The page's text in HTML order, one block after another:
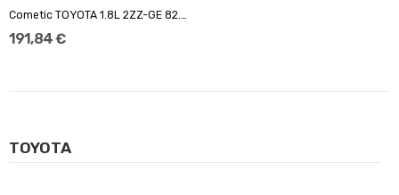
TOYOTA
Cometic TOYOTA 1.8L 2ZZ-GE 82.5mm Bore .048"...
191,84 €